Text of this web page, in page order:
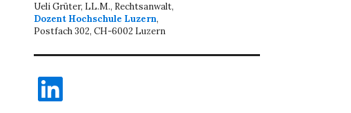
Ueli Grüter, LL.M., Rechtsanwalt,
Dozent Hochschule Luzern,
Postfach 302, CH-6002 Luzern
LinkedIn